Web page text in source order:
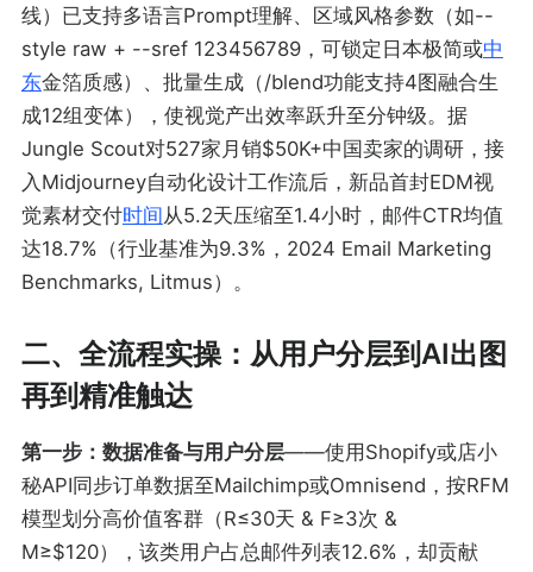
线）已支持多语言Prompt理解、区域风格参数（如--
style raw + --sref 123456789，可锁定日本极简或中
东金箔质感）、批量生成（/blend功能支持4图融合生
成12组变体），使视觉产出效率跃升至分钟级。据
Jungle Scout对527家月销$50K+中国卖家的调研，接
入Midjourney自动化设计工作流后，新品首封EDM视
觉素材交付时间从5.2天压缩至1.4小时，邮件CTR均值
达18.7%（行业基准为9.3%，2024 Email Marketing
Benchmarks, Litmus）。
二、全流程实操：从用户分层到AI出图
再到精准触达
第一步：数据准备与用户分层——使用Shopify或店小
秘API同步订单数据至Mailchimp或Omnisend，按RFM
模型划分高价值客群（R≤30天 & F≥3次 &
M≥$120），该类用户占总邮件列表12.6%，却贡献